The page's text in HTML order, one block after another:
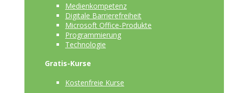
Medienkompetenz
Digitale Barrierefreiheit
Microsoft Office-Produkte
Programmierung
Technologie
Gratis-Kurse
Kostenfreie Kurse